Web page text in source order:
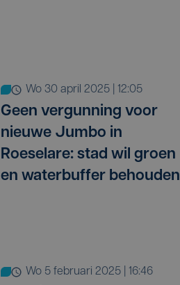
wo 30 april 2025 | 12:05
Geen vergunning voor
nieuwe Jumbo in
Roeselare: stad wil groen
en waterbuffer behouden
wo 5 februari 2025 | 16:46